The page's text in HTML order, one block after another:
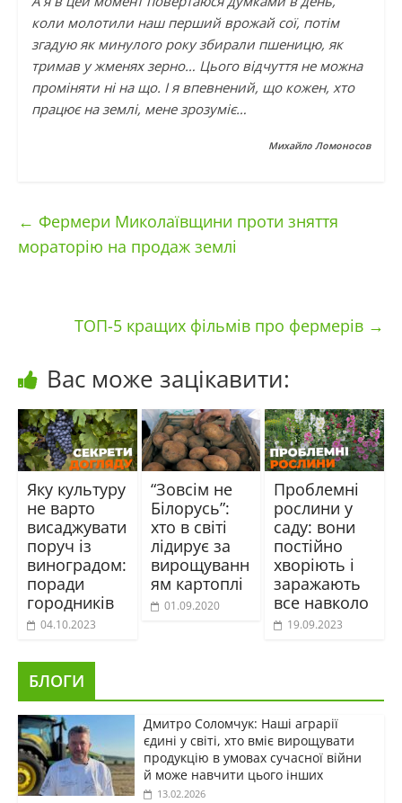
коли молотили наш перший врожай сої, потім
згадую як минулого року збирали пшеницю, як
тримав у жменях зерно… Цього відчуття не можна
проміняти ні на що. І я впевнений, що кожен, хто
працює на землі, мене зрозуміє…
Михайло Ломоносов
← Фермери Миколаївщини проти зняття
мораторію на продаж землі
ТОП-5 кращих фільмів про фермерів →
Вас може зацікавити:
Яку культуру
не варто
висаджувати
поруч із
виноградом:
поради
городників
04.10.2023
“Зовсім не
Білорусь”:
хто в світі
лідирує за
вирощуванн
ям картоплі
01.09.2020
Проблемні
рослини у
саду: вони
постійно
хворіють і
заражають
все навколо
19.09.2023
БЛОГИ
Дмитро Соломчук: Наші аграрії
єдині у світі, хто вміє вирощувати
продукцію в умовах сучасної війни
й може навчити цього інших
13.02.2026